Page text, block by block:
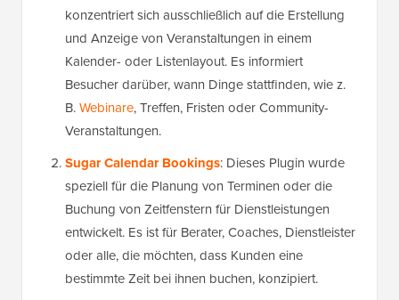
konzentriert sich ausschließlich auf die Erstellung
und Anzeige von Veranstaltungen in einem
Kalender- oder Listenlayout. Es informiert
Besucher darüber, wann Dinge stattfinden, wie z.
B.Webinare, Treffen, Fristen oder Community-
Veranstaltungen.
Sugar Calendar Bookings: Dieses Plugin wurde
speziell für die Planung von Terminen oder die
Buchung von Zeitfenstern für Dienstleistungen
entwickelt. Es ist für Berater, Coaches, Dienstleister
oder alle, die möchten, dass Kunden eine
bestimmte Zeit bei ihnen buchen, konzipiert.